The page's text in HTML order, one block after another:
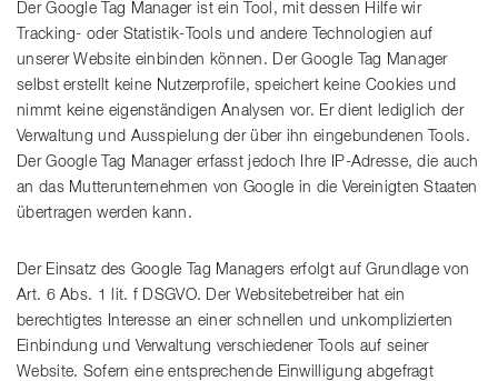
Der Google Tag Manager ist ein Tool, mit dessen Hilfe wir
Tracking- oder Statistik-Tools und andere Technologien auf
unserer Website einbinden können. Der Google Tag Manager
selbst erstellt keine Nutzerprofile, speichert keine Cookies und
nimmt keine eigenständigen Analysen vor. Er dient lediglich der
Verwaltung und Ausspielung der über ihn eingebundenen Tools.
Der Google Tag Manager erfasst jedoch Ihre IP-Adresse, die auch
an das Mutterunternehmen von Google in die Vereinigten Staaten
übertragen werden kann.
Der Einsatz des Google Tag Managers erfolgt auf Grundlage von
Art. 6 Abs. 1 lit. f DSGVO. Der Websitebetreiber hat ein
berechtigtes Interesse an einer schnellen und unkomplizierten
Einbindung und Verwaltung verschiedener Tools auf seiner
Website. Sofern eine entsprechende Einwilligung abgefragt